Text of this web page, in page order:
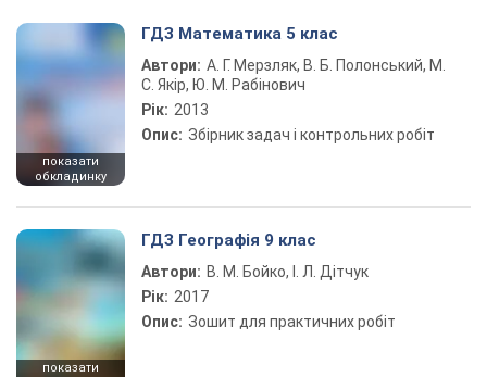
показати
обкладинку
ГДЗ Математика 5 клас
Автори: А. Г. Мерзляк, В. Б. Полонський, М.
С. Якір, Ю. М. Рабінович
Рік: 2013
Опис: Збірник задач і контрольних робіт
показати
ГДЗ Географія 9 клас
Автори: В. М. Бойко, І. Л. Дітчук
Рік: 2017
Опис: Зошит для практичних робіт